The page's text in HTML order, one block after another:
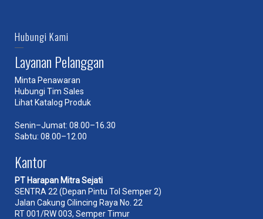
Hubungi Kami
Layanan Pelanggan
Minta Penawaran
Hubungi Tim Sales
Lihat Katalog Produk
Senin–Jumat: 08.00–16.30
Sabtu: 08.00–12.00
Kantor
PT Harapan Mitra Sejati
SENTRA 22 (Depan Pintu Tol Semper 2)
Jalan Cakung Cilincing Raya No. 22
RT 001/RW 003, Semper Timur